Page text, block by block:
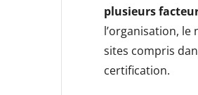
plusieurs
l’organisation, le
sites compris
certification.